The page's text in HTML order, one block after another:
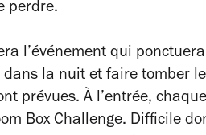
perdre.
l’événement qui
la nuit et faire tomber
prévues. À l’entrée,
Box Challenge. Difficile